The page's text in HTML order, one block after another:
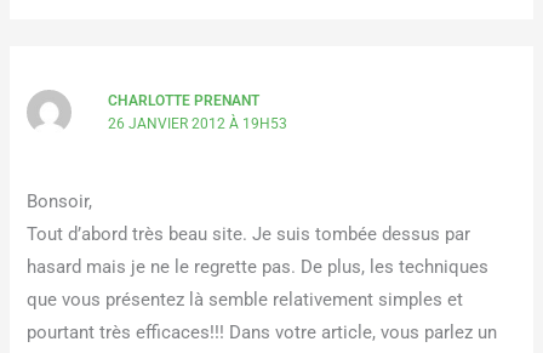
CHARLOTTE PRENANT
26 JANVIER 2012 À 19H53
Bonsoir,
Tout d’abord très beau site. Je suis tombée dessus par
hasard mais je ne le regrette pas. De plus, les techniques
que vous présentez là semble relativement simples et
pourtant très efficaces!!! Dans votre article, vous parlez un